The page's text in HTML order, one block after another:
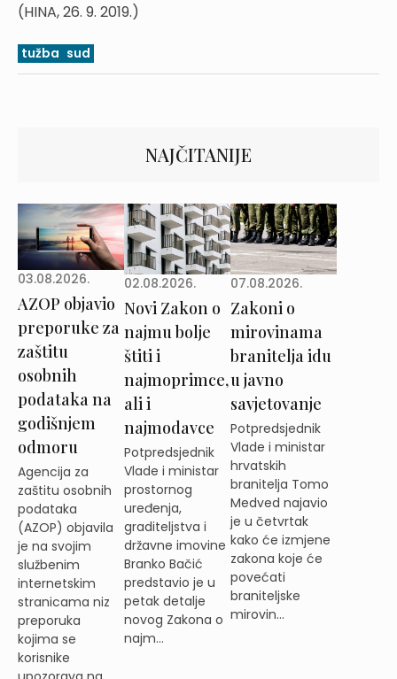
(HINA, 26. 9. 2019.)
tužba sud
NAJČITANIJE
03.08.2026.
AZOP objavio
preporuke za
zaštitu
osobnih
podataka na
godišnjem
odmoru
Agencija za
zaštitu osobnih
podataka
(AZOP) objavila
je na svojim
službenim
internetskim
stranicama niz
preporuka
kojima se
korisnike
02.08.2026.
Novi Zakon o
najmu bolje
štiti i
najmoprimce,
ali i
najmodavce
Potpredsjednik
Vlade i ministar
prostornog
uređenja,
graditeljstva i
državne imovine
Branko Bačić
predstavio je u
petak detalje
novog Zakona o
najm...
07.08.2026.
Zakoni o
mirovinama
branitelja idu
u javno
savjetovanje
Potpredsjednik
Vlade i ministar
hrvatskih
branitelja Tomo
Medved najavio
je u četvrtak
kako će izmjene
zakona koje će
povećati
braniteljske
mirovin...